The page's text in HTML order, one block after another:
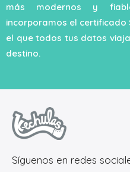
más modernos y
incorporamos el certificado
el que todos tus datos
destino.
Síguenos en redes